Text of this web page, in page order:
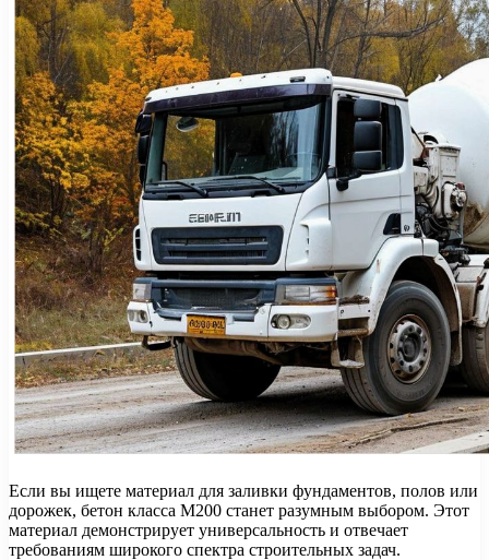
Если вы ищете материал для заливки фундаментов, полов или
дорожек, бетон класса М200 станет разумным выбором. Этот
материал демонстрирует универсальность и отвечает
требованиям широкого спектра строительных задач.